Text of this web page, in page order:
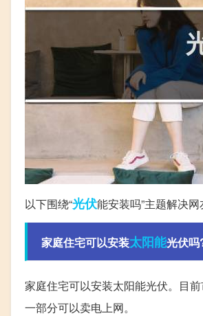
以下围绕“光伏能安装吗”主题解决
家庭住宅可以安装太阳能光伏吗
家庭住宅可以安装太阳能光伏。目
一部分可以卖电上网。